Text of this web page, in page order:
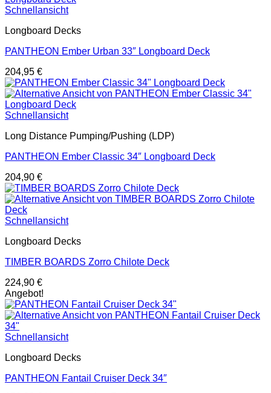
Schnellansicht
Longboard Decks
PANTHEON Ember Urban 33″ Longboard Deck
204,95 €
Schnellansicht
Long Distance Pumping/Pushing (LDP)
PANTHEON Ember Classic 34″ Longboard Deck
204,90 €
Schnellansicht
Longboard Decks
TIMBER BOARDS Zorro Chilote Deck
224,90 €
Angebot!
Schnellansicht
Longboard Decks
PANTHEON Fantail Cruiser Deck 34″